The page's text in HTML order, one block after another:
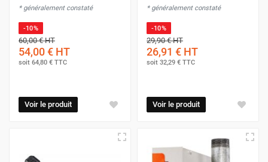
* généralement constaté
-10%
60,00 €HT
54,00 € HT
soit 64,80 € TTC
Voir le produit
* généralement constaté
-10%
29,90 €HT
26,91 € HT
soit 32,29 € TTC
Voir le produit